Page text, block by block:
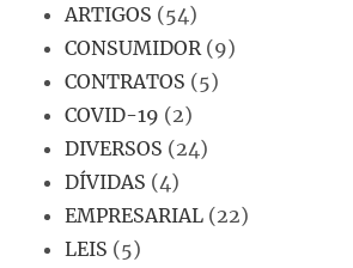
ARTIGOS (54)
CONSUMIDOR (9)
CONTRATOS (5)
COVID-19 (2)
DIVERSOS (24)
DÍVIDAS (4)
EMPRESARIAL (22)
LEIS (5)